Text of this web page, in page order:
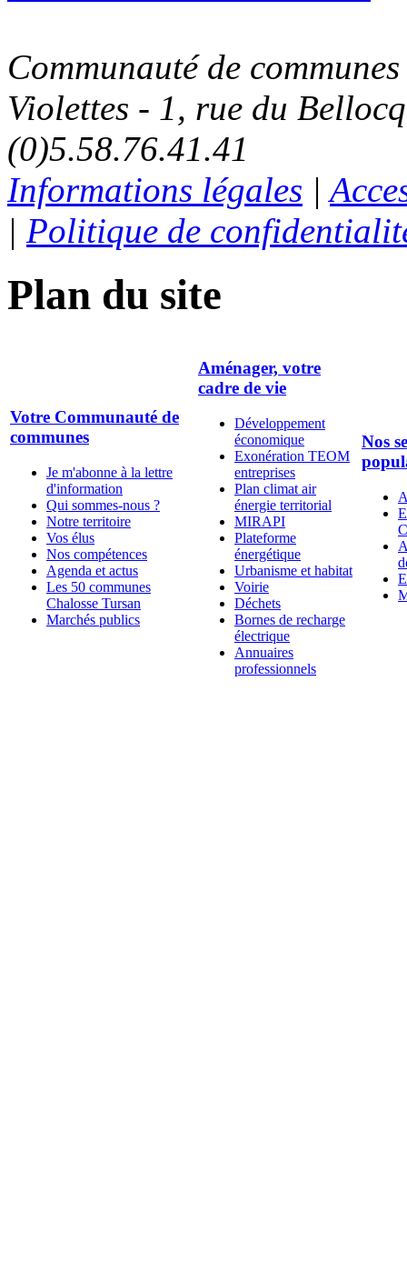
Communauté de
Violettes - 1, rue du
(0)5.58.76.41.41
Informations légales |
| Politique de
Plan du site
Votre Communauté de
communes
Je m'abonne à la lettre
d'information
Qui sommes-nous ?
Notre territoire
Vos élus
Nos compétences
Agenda et actus
Les 50 communes
Chalosse Tursan
Marchés publics
Aménager, votre
cadre de vie
Développement
économique
Exonération TEOM
entreprises
Plan climat air
énergie territorial
MIRAPI
Plateforme
énergétique
Urbanisme et habitat
Voirie
Déchets
Bornes de recharge
électrique
Annuaires
professionnels
Nos